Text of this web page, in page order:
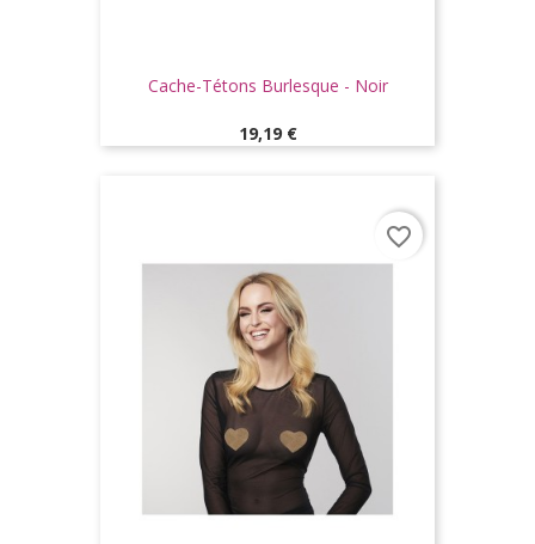
Cache-Tétons Burlesque - Noir
Prix
19,19 €
favorite_border